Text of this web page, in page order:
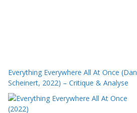
Everything Everywhere All At Once
Scheinert, 2022) – Critique & Analyse